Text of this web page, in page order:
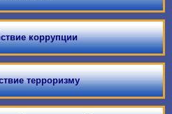
коррупции
терроризму